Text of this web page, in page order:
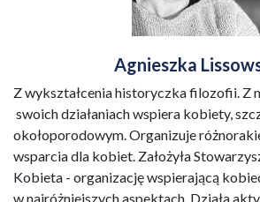
Agnieszka
Z wykształcenia historyczka filozofii. Z
swoich działaniach wspiera kobiety,
okołoporodowym. Organizuje
wsparcia dla kobiet. Założyła
Kobieta - organizację wspierającą
w najróżniejszych aspektach. Działa